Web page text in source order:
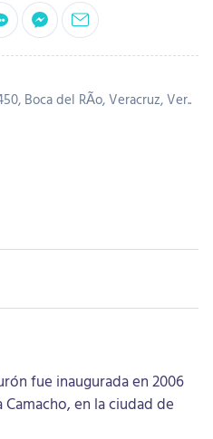
Boca del RÃ­o, Veracruz, Ver..
fue inaugurada en 2006
en la ciudad de